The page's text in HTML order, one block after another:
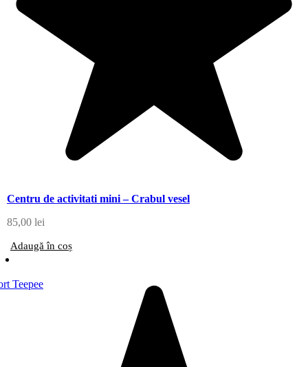
Centru de activitati mini – Crabul vesel
85,00 lei
Adaugă în coș